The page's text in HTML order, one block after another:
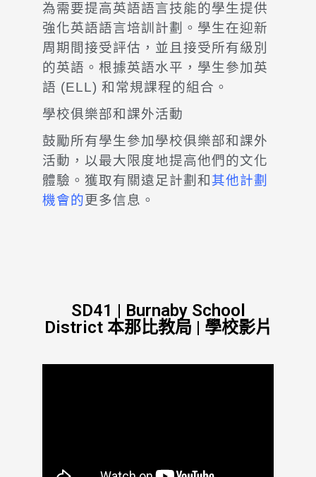
為需要提高英語語言技能的學生提供
強化英語語言培訓計劃。學生在迎新
周期間接受評估，並且接受所有級別
的英語。根據英語水平，學生參加英
語 (ELL) 和常規課程的組合。
學校俱樂部和課外活動
鼓勵所有學生參加學校俱樂部和課外
活動，以最大限度地提高他們的文化
體驗。獲取有關遠足計劃和 其他計劃
機會的更多信息。
SD41 | Burnaby School
District 本那比教局 | 學校影片